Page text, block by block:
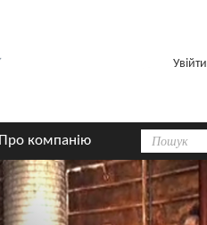
Увійти
Про компанію Пошук